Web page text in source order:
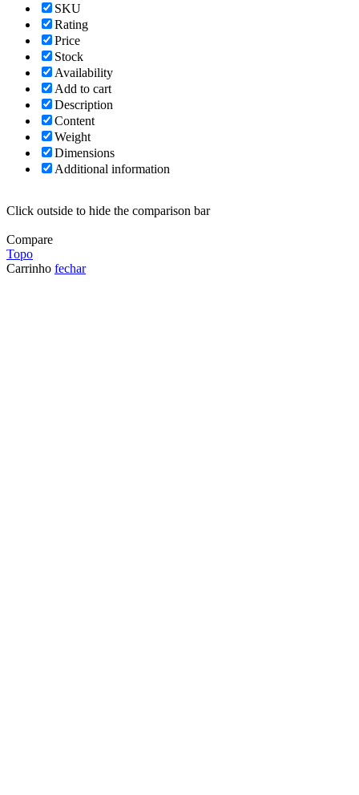
SKU
Rating
Price
Stock
Availability
Add to cart
Description
Content
Weight
Dimensions
Additional information
Click outside to hide the comparison bar
Compare
Topo
Carrinho fechar